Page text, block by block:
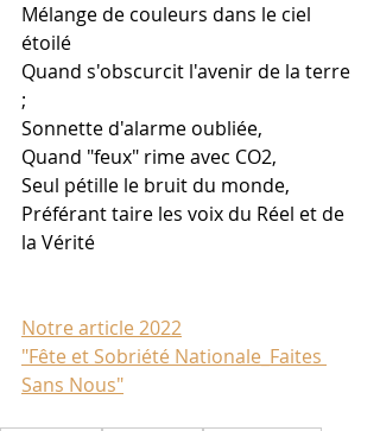
Mélange de couleurs dans le ciel
étoilé
Quand s'obscurcit l'avenir de la terre
;
Sonnette d'alarme oubliée,
Quand "feux" rime avec CO2,
Seul pétille le bruit du monde,
Préférant taire les voix du Réel et de
la Vérité
Notre article 2022
"Fête et Sobriété Nationale_Faites
Sans Nous"